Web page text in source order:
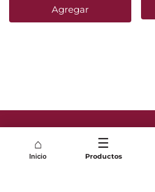
Agregar
⌂
Inicio
☰
Productos